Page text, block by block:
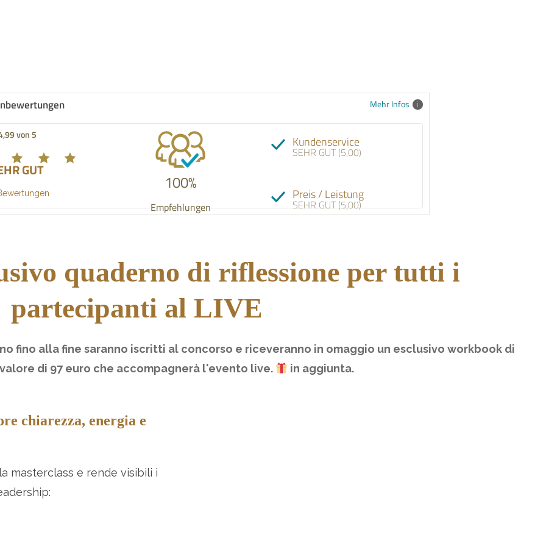
Mehr Infos
von 5
GUT
100%
Empfehlungen
Kundenservice
SEHR GUT (5,00)
Preis / Leistung
SEHR GUT (5,00)
quaderno di riflessione per tutti i
partecipanti al LIVE
fino alla fine saranno iscritti al concorso e riceveranno in omaggio un esclusivo workbook di
di 97 euro che accompagnerà l'evento live.
in aggiunta.
chiarezza, energia e
masterclass e rende visibili i